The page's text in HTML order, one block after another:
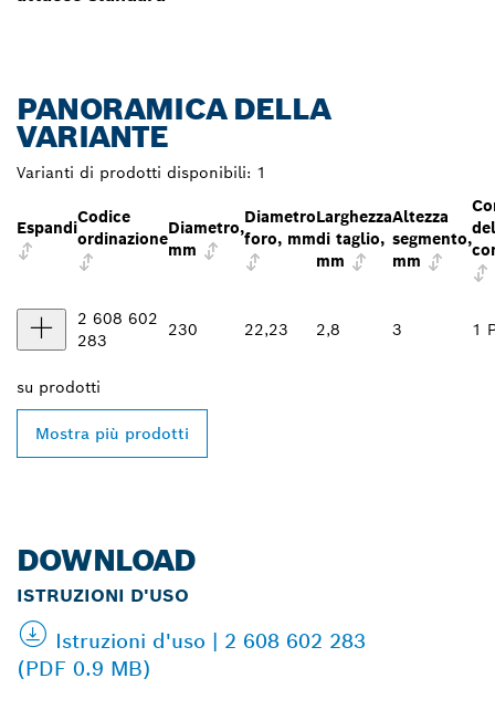
PANORAMICA DELLA
VARIANTE
Varianti di prodotti disponibili: 1
Espandi
Codice
ordinazione
Diametro,
mm
Diametro
foro, mm
Larghezza
di taglio,
mm
Altezza
segmento,
mm
2 608 602
283
230 22,23 2,8 3 1
su prodotti
Mostra più prodotti
DOWNLOAD
ISTRUZIONI D'USO
Istruzioni d'uso | 2 608 602 283
(PDF 0.9 MB)